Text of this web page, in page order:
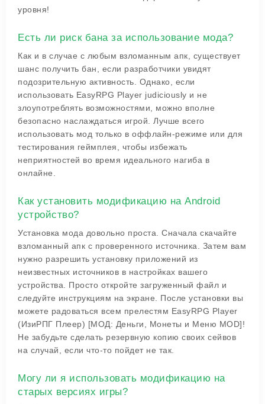
уровня!
Есть ли риск бана за использование мода?
Как и в случае с любым взломанным апк, существует
шанс получить бан, если разработчики увидят
подозрительную активность. Однако, если
использовать EasyRPG Player judiciously и не
злоупотреблять возможностями, можно вполне
безопасно наслаждаться игрой. Лучше всего
использовать мод только в оффлайн-режиме или для
тестирования геймплея, чтобы избежать
неприятностей во время идеального нагиба в
онлайне.
Как установить модификацию на Android
устройство?
Установка мода довольно проста. Сначала скачайте
взломанный апк с проверенного источника. Затем вам
нужно разрешить установку приложений из
неизвестных источников в настройках вашего
устройства. Просто откройте загруженный файл и
следуйте инструкциям на экране. После установки вы
можете радоваться всем прелестям EasyRPG Player
(ИзиРПГ Плеер) [МОД: Деньги, Монеты и Меню MOD]!
Не забудьте сделать резервную копию своих сейвов
на случай, если что-то пойдет не так.
Могу ли я использовать модификацию на
старых версиях игры?